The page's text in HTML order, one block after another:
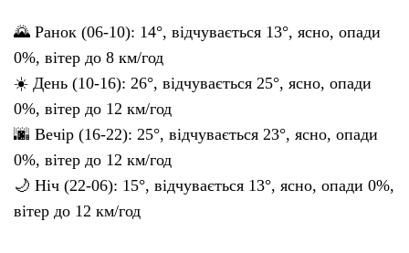
🌄 Ранок (06-10): 14°, відчувається 13°, ясно, опади
0%, вітер до 8 км/год
☀️ День (10-16): 26°, відчувається 25°, ясно, опади
0%, вітер до 12 км/год
🌆 Вечір (16-22): 25°, відчувається 23°, ясно, опади
0%, вітер до 12 км/год
🌙 Ніч (22-06): 15°, відчувається 13°, ясно, опади 0%,
вітер до 12 км/год